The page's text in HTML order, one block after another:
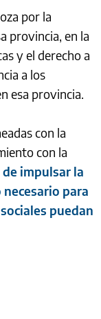
por la
provincia, en la
y el derecho a
a los
esa provincia.
con la
con la
impulsar la
para
puedan